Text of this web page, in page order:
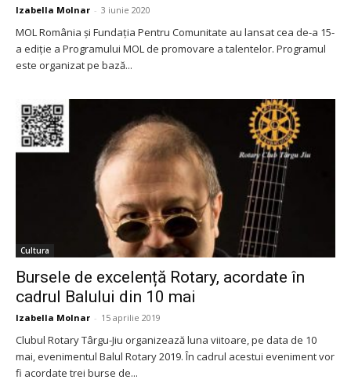
Izabella Molnar - 3 iunie 2020
MOL România și Fundația Pentru Comunitate au lansat cea de-a 15-
a ediție a Programului MOL de promovare a talentelor. Programul
este organizat pe bază...
Cultura
Bursele de excelență Rotary, acordate în
cadrul Balului din 10 mai
Izabella Molnar - 15 aprilie 2019
Clubul Rotary Târgu-Jiu organizează luna viitoare, pe data de 10
mai, evenimentul Balul Rotary 2019. În cadrul acestui eveniment vor
fi acordate trei burse de...